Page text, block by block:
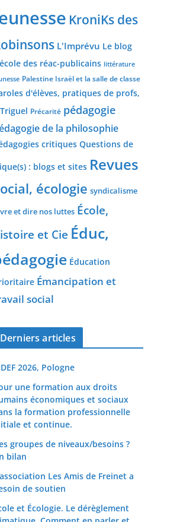
KroniKs des
L'Imprévu Le blog
des réac-publicains littérature
Palestine Israël et la salle de classe
d'élèves, pratiques de profs,
Triguel Précarité pédagogie
de la philosophie
critiques Questions de
: blogs et sites Revues
écologie syndicalisme
et dire nos luttes École,
et Cie Éduc,
Éducation
Émancipation et
social
Derniers articles
2026, Pologne
une formation aux droits
économiques et sociaux
la formation professionnelle
et continue.
groupes de niveaux/besoins ?
bilan
Les Amis de Freinet a
de soutien
et Écologie. Le dérèglement